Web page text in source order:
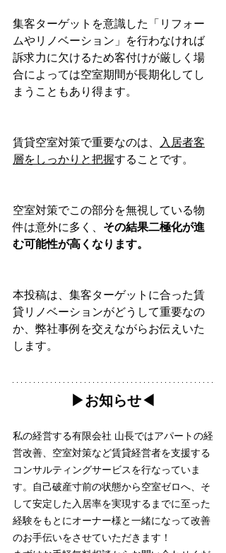
集客ターゲットを意識した「リフォー
ムやリノベーション」を行わなければ
訴求力に欠けるため客付けが厳しく場
合によっては空室期間が長期化してし
まうこともあり得ます。
賃貸空室対策で重要なのは、
入居者客
層をしっかりと把握することです。
空室対策でこの部分を無視している物
件は意外に多く、 その結果二極化が進
む可能性が高くなります。
本投稿は、集客ターゲットに合った賃
貸リノベーションがどうして重要なの
か、弊社事例を交えながらお伝えいた
します。
▶︎お知らせ◀︎
私の経営する有限会社 山長ではアパートの経
営改善、空室対策など賃貸経営者を支援する
コンサルティングサービスを行なっていま
す。自己破産寸前の状態から空室ゼロへ、そ
して安定した入居率を実現するまでに至った
経験をもとにオーナー様と一緒になって改善
のお手伝いをさせていただきます！